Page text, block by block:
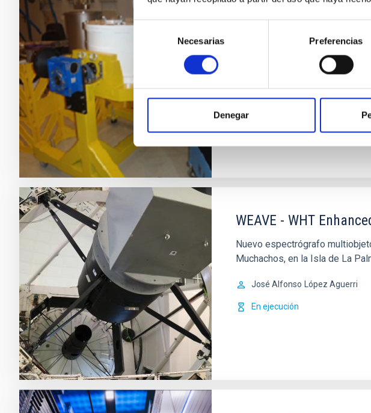
Selección
consentimiento
Necesarias Preferencias
Denegar
El experimento QUIJOTE es
Está operativo desde 2012.
capacidades técnicas,
WEAVE - WHT
Nuevo espectrógrafo
Muchachos, en la Isla de La
José Alfonso López Aguerri
En ejecución